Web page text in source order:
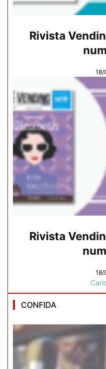
Rivista
18/
Rivista
18/
CONFIDA